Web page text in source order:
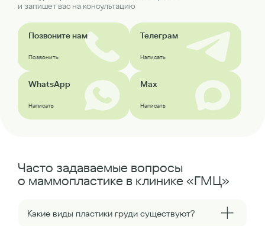
и запишет вас на консультацию
Позвоните нам
Позвонить
Телеграм
Написать
WhatsApp
Написать
Max
Написать
Часто задаваемые вопросы
о маммопластике в клинике «ГМЦ»
Какие виды пластики груди существуют?